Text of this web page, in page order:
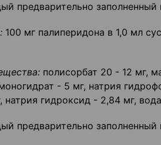
предварительно
100 мг палиперидона в 1,0 мл
полисорбат 20 - 12 мг,
- 5 мг, натрия
натрия гидроксид - 2,84 мг,
предварительно